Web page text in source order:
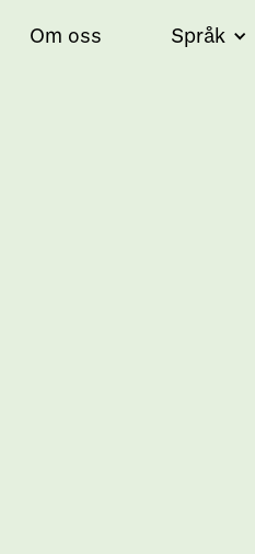
Om oss Språk